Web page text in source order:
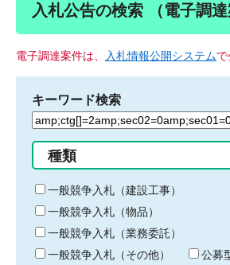
入札公告の検索 （電子調達
電子調達案件は、 入札情報公開システム
キーワード検索
検
る
キ
ー
ワ
ー
ド
種類
一般競争入札（建設工事）
一般競争入札（物品）
一般競争入札（業務委託）
一般競争入札（その他）
公募